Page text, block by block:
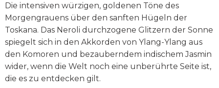
Die intensiven würzigen, goldenen Töne des
Morgengrauens über den sanften Hügeln der
Toskana. Das Neroli durchzogene Glitzern der Sonne
spiegelt sich in den Akkorden von Ylang-Ylang aus
den Komoren und bezauberndem indischem Jasmin
wider, wenn die Welt noch eine unberührte Seite ist,
die es zu entdecken gilt.